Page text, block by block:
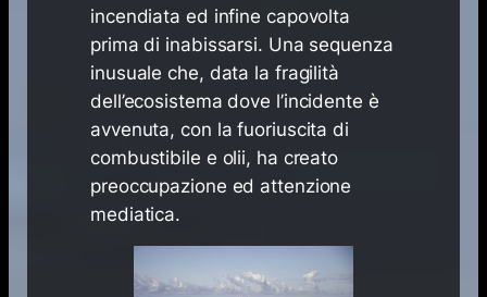
incendiata ed infine capovolta
prima di inabissarsi. Una sequenza
inusuale che, data la fragilità
dell’ecosistema dove l’incidente è
avvenuta, con la fuoriuscita di
combustibile e olii, ha creato
preoccupazione ed attenzione
mediatica.